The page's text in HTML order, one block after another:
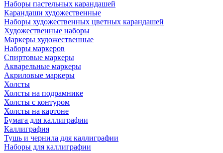
Наборы пастельных карандашей
Карандаши художественные
Наборы художественных цветных карандашей
Художественные наборы
Маркеры художественные
Наборы маркеров
Спиртовые маркеры
Акварельные маркеры
Акриловые маркеры
Холсты
Холсты на подрамнике
Холсты с контуром
Холсты на картоне
Бумага для каллиграфии
Каллиграфия
Тушь и чернила для каллиграфии
Наборы для каллиграфии